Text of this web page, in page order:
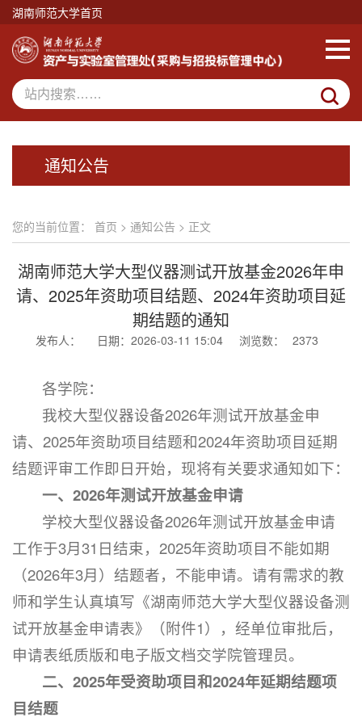
湖南师范大学首页
通知公告
您的当前位置： 首页 > 通知公告 > 正文
湖南师范大学大型仪器测试开放基金2026年申
请、2025年资助项目结题、2024年资助项目延
期结题的通知
发布人： 日期：2026-03-11 15:04 浏览数： 2373
各学院：
我校大型仪器设备2026年测试开放基金申
请、2025年资助项目结题和2024年资助项目延期
结题评审工作即日开始，现将有关要求通知如下：
一、2026年测试开放基金申请
学校大型仪器设备2026年测试开放基金申请
工作于3月31日结束，2025年资助项目不能如期
（2026年3月）结题者，不能申请。请有需求的教
师和学生认真填写《湖南师范大学大型仪器设备测
试开放基金申请表》（附件1），经单位审批后，
申请表纸质版和电子版文档交学院管理员。
二、2025年受资助项目和2024年延期结题项
目结题